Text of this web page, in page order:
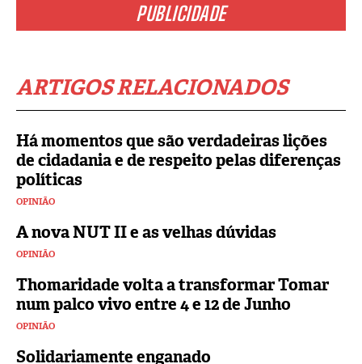
PUBLICIDADE
ARTIGOS RELACIONADOS
Há momentos que são verdadeiras lições
de cidadania e de respeito pelas diferenças
políticas
OPINIÃO
A nova NUT II e as velhas dúvidas
OPINIÃO
Thomaridade volta a transformar Tomar
num palco vivo entre 4 e 12 de Junho
OPINIÃO
Solidariamente enganado